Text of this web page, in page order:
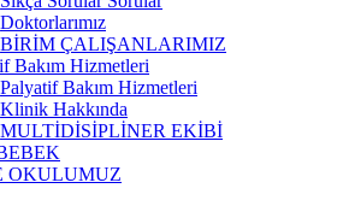
Doktorlarımız
BİRİM ÇALIŞANLARIMIZ
Bakım Hizmetleri
Palyatif Bakım Hizmetleri
Klinik Hakkında
MULTİDİSİPLİNER EKİBİ
OKULUMUZ